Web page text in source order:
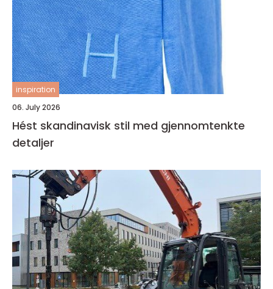
inspiration
06. July 2026
Hést skandinavisk stil med gjennomtenkte
detaljer